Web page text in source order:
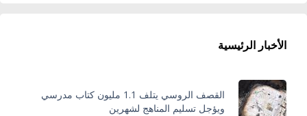
الأخبار الرئيسية
القصف الروسي يتلف 1.1 مليون كتاب مدرسي
ويؤجل تسليم المناهج لشهرين